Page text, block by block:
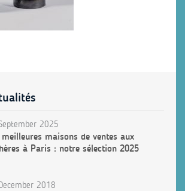
2025
meilleures maisons de ventes aux
à Paris : notre sélection 2025
2018